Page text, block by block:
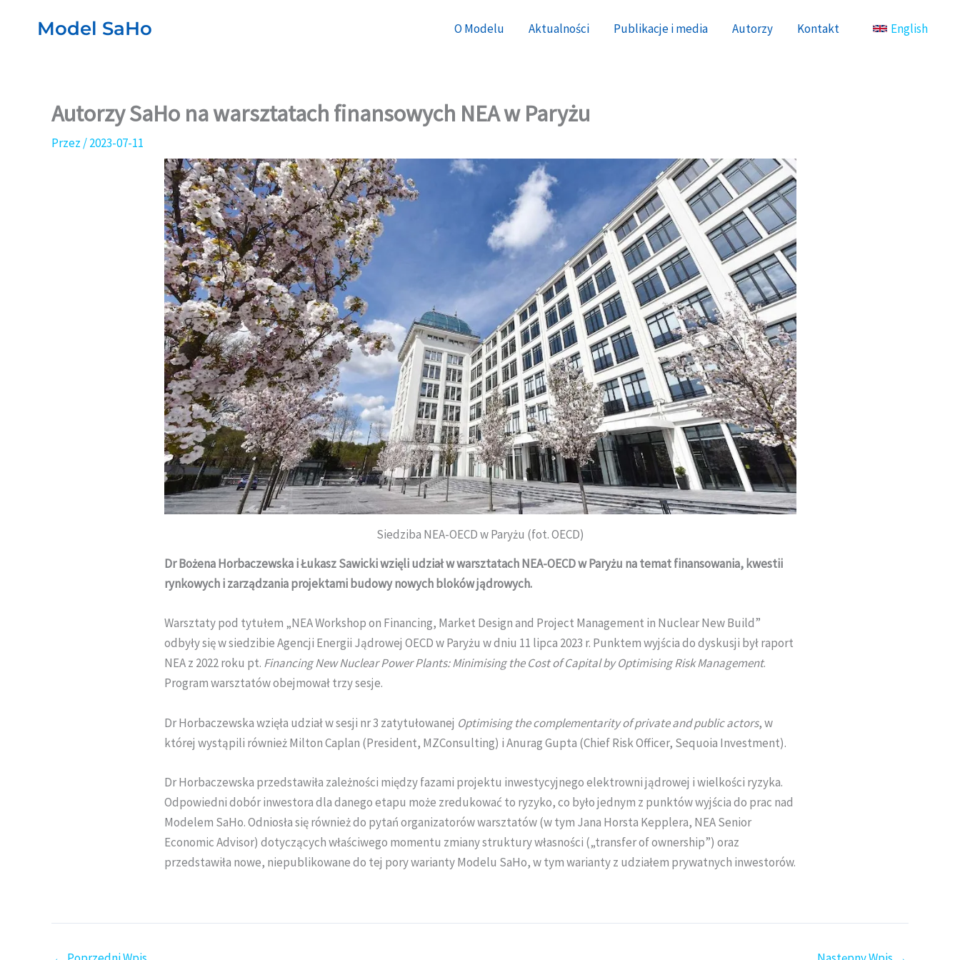
Model SaHo O Modelu Aktualności Publikacje i media Autorzy Kontakt English
Autorzy SaHo na warsztatach finansowych NEA w Paryżu
Przez /2023-07-11
Siedziba NEA-OECD w Paryżu (fot. OECD)
Dr Bożena Horbaczewska i Łukasz Sawicki wzięli udział w warsztatach NEA-OECD w Paryżu na temat finansowania, kwestii
rynkowych i zarządzania projektami budowy nowych bloków jądrowych.
Warsztaty pod tytułem „NEA Workshop on Financing, Market Design and Project Management in Nuclear New Build”
odbyły się w siedzibie Agencji Energii Jądrowej OECD w Paryżu w dniu 11 lipca 2023 r. Punktem wyjścia do dyskusji był raport
NEA z 2022 roku pt. Financing New Nuclear Power Plants: Minimising the Cost of Capital by Optimising Risk Management.
Program warsztatów obejmował trzy sesje.
Dr Horbaczewska wzięła udział w sesji nr 3 zatytułowanej Optimising the complementarity of private and public actors, w
której wystąpili również Milton Caplan (President, MZConsulting) i Anurag Gupta (Chief Risk Officer, Sequoia Investment).
Dr Horbaczewska przedstawiła zależności między fazami projektu inwestycyjnego elektrowni jądrowej i wielkości ryzyka.
Odpowiedni dobór inwestora dla danego etapu może zredukować to ryzyko, co było jednym z punktów wyjścia do prac nad
Modelem SaHo. Odniosła się również do pytań organizatorów warsztatów (w tym Jana Horsta Kepplera, NEA Senior
Economic Advisor) dotyczących właściwego momentu zmiany struktury własności („transfer of ownership”) oraz
przedstawiła nowe, niepublikowane do tej pory warianty Modelu SaHo, w tym warianty z udziałem prywatnych inwestorów.